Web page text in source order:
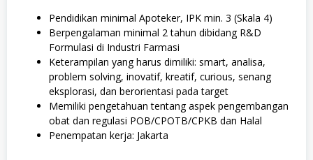
Pendidikan minimal Apoteker, IPK min. 3 (Skala 4)
Berpengalaman minimal 2 tahun dibidang R&D
Formulasi di Industri Farmasi
Keterampilan yang harus dimiliki: smart, analisa,
problem solving, inovatif, kreatif, curious, senang
eksplorasi, dan berorientasi pada target
Memiliki pengetahuan tentang aspek pengembangan
obat dan regulasi POB/CPOTB/CPKB dan Halal
Penempatan kerja: Jakarta